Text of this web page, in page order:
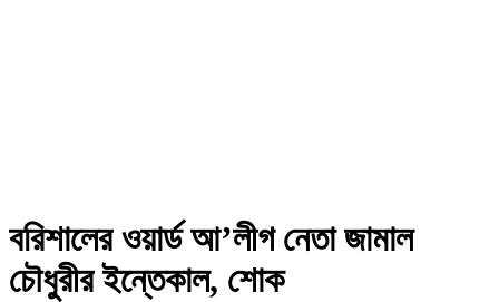
বরিশালের ওয়ার্ড আ’লীগ নেতা জামাল
চৌধুরীর ইন্তেকাল, শোক